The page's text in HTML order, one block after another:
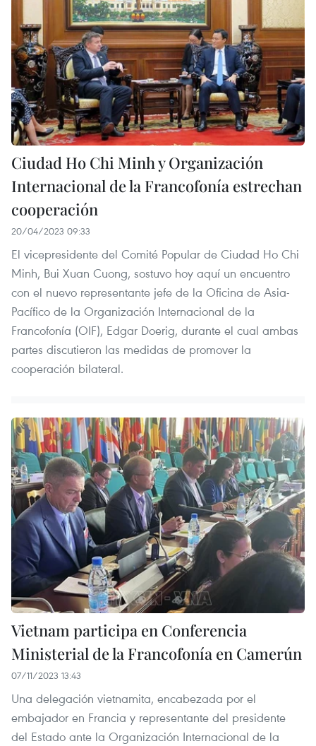
Ciudad Ho Chi Minh y Organización
Internacional de la Francofonía estrechan
cooperación
20/04/2023 09:33
El vicepresidente del Comité Popular de Ciudad Ho Chi
Minh, Bui Xuan Cuong, sostuvo hoy aquí un encuentro
con el nuevo representante jefe de la Oficina de Asia-
Pacífico de la Organización Internacional de la
Francofonía (OIF), Edgar Doerig, durante el cual ambas
partes discutieron las medidas de promover la
cooperación bilateral.
Vietnam participa en Conferencia
Ministerial de la Francofonía en Camerún
07/11/2023 13:43
Una delegación vietnamita, encabezada por el
embajador en Francia y representante del presidente
del Estado ante la Organización Internacional de la